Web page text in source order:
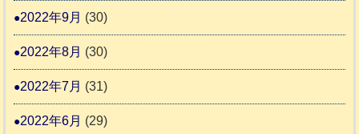
2022年9月 (30)
2022年8月 (30)
2022年7月 (31)
2022年6月 (29)